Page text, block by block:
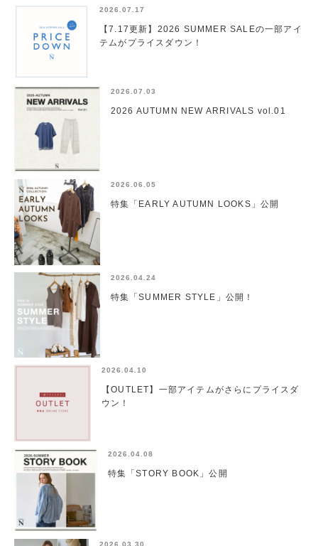
2026.07.17
【7.17更新】2026 SUMMER SALEの一部アイ
テムがプライスダウン！
2026.07.03
2026 AUTUMN NEW ARRIVALS vol.01
2026.06.05
特集「EARLY AUTUMN LOOKS」公開
2026.04.24
特集「SUMMER STYLE」公開！
2026.04.10
【OUTLET】一部アイテムがさらにプライスダ
ウン！
2026.04.08
特集「STORY BOOK」公開
2026.03.30